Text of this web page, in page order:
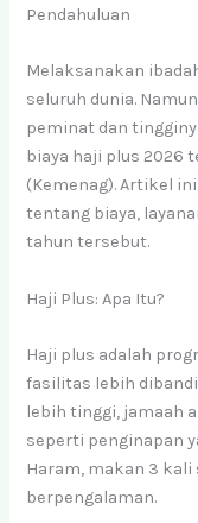
Pendahuluan
Melaksanakan
seluruh dunia.
peminat dan
biaya haji plus 2026
(Kemenag). Artikel
tentang biaya,
tahun tersebut.
Haji Plus: Apa Itu?
Haji plus adalah
fasilitas lebih
lebih tinggi, jamaah
seperti penginapan
Haram, makan 3
berpengalaman.